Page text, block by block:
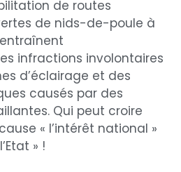
de routes
de nids-de-poule à
infractions involontaires
d’éclairage et des
causés par des
Qui peut croire
« l’intérêt national »
» !